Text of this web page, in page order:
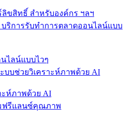
ขสิทธิ์ สำหรับองค์กร ฯลฯ
ไลน์แบบไวๆ
ห์ภาพด้วย AI